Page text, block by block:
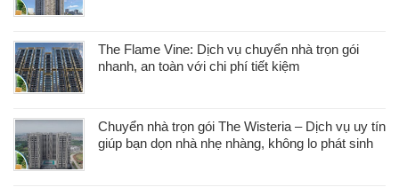
The Flame Vine: Dịch vụ chuyển nhà trọn gói
nhanh, an toàn với chi phí tiết kiệm
Chuyển nhà trọn gói The Wisteria – Dịch vụ uy tín
giúp bạn dọn nhà nhẹ nhàng, không lo phát sinh